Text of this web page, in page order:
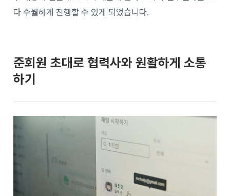
다 수월하게 진행할 수 있게 되었습니다.
준회원 초대로 협력사와 원활하게 소통
하기